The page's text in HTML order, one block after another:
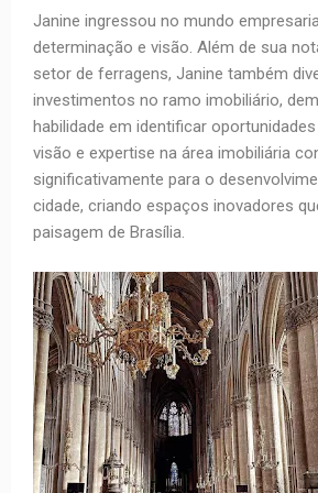
Janine ingressou no mundo
determinação e visão. Além de sua
setor de ferragens, Janine também
investimentos no ramo imobiliário,
habilidade em identificar
visão e expertise na área imobiliária
significativamente para o
cidade, criando espaços inovadores
paisagem de Brasília.